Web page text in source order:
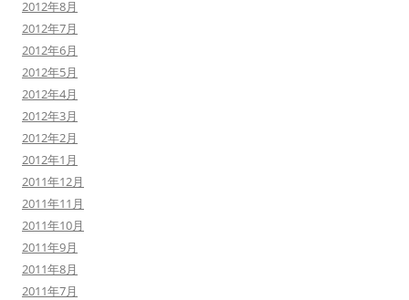
2012年8月
2012年7月
2012年6月
2012年5月
2012年4月
2012年3月
2012年2月
2012年1月
2011年12月
2011年11月
2011年10月
2011年9月
2011年8月
2011年7月